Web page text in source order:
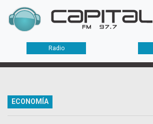
Radio
ECONOMÍA